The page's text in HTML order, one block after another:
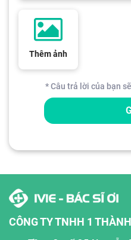
Thêm ảnh
* Câu trả lời của bạn
CÔNG TY TNHH 1